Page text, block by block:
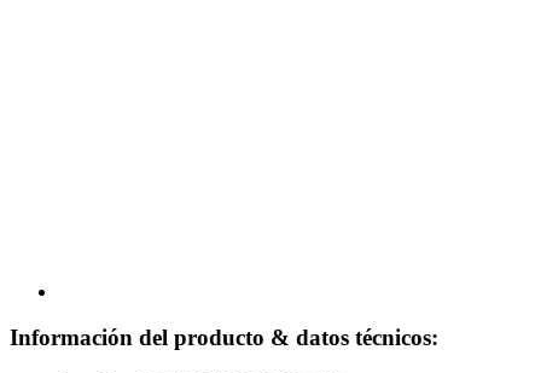
Información del producto & datos técnicos: